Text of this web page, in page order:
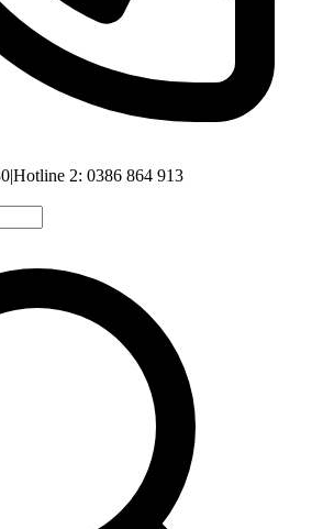
|Hotline 2: 0386 864 913